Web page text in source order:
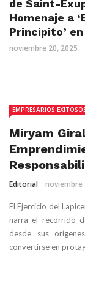
de Saint-
Homenaje a
Principito’
noviembre 20, 2025
EMPRESARIOS
Miryam
Editorial noviembre
El Ejercicio del
narra el recorrido
desde sus
convertirse en